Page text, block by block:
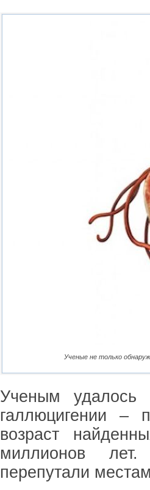
Ученые не только
Ученым удалось
галлюцигении –
возраст
миллионов
перепутали